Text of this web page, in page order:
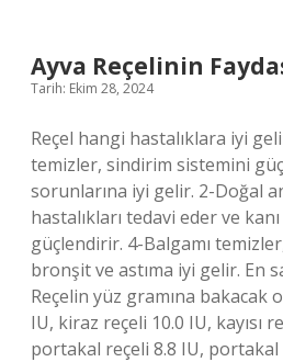
Ayva Reçelinin
Tarih: Ekim 28, 2024
Reçel hangi hastalıklara iyi
temizler, sindirim sistemini
sorunlarına iyi gelir. 2-Doğal
hastalıkları tedavi eder ve
güçlendirir. 4-Balgamı
bronşit ve astıma iyi gelir. En
Reçelin yüz gramına bakacak
IU, kiraz reçeli 10.0 IU, kayısı
portakal reçeli 8.8 IU, portakal